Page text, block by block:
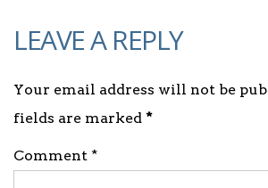
LEAVE A REPLY
Your email address will not be
fields are marked *
Comment *